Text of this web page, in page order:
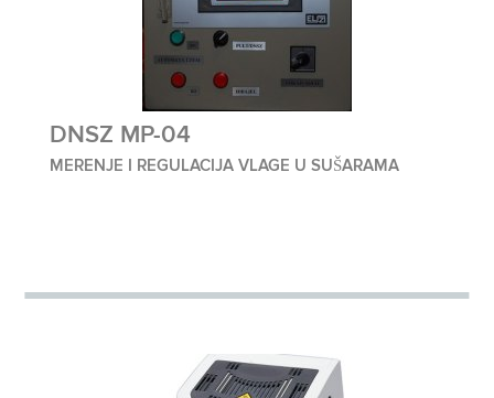
DNSZ MP-04
MERENJE I REGULACIJA VLAGE U SUŠARAMA